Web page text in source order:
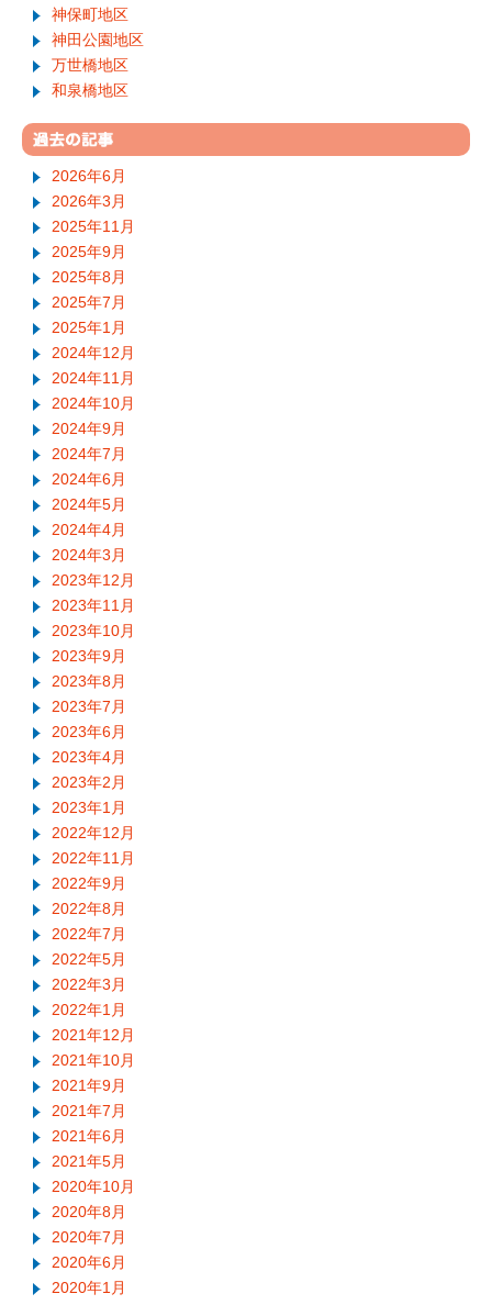
神保町地区
神田公園地区
万世橋地区
和泉橋地区
2026年6月
2026年3月
2025年11月
2025年9月
2025年8月
2025年7月
2025年1月
2024年12月
2024年11月
2024年10月
2024年9月
2024年7月
2024年6月
2024年5月
2024年4月
2024年3月
2023年12月
2023年11月
2023年10月
2023年9月
2023年8月
2023年7月
2023年6月
2023年4月
2023年2月
2023年1月
2022年12月
2022年11月
2022年9月
2022年8月
2022年7月
2022年5月
2022年3月
2022年1月
2021年12月
2021年10月
2021年9月
2021年7月
2021年6月
2021年5月
2020年10月
2020年8月
2020年7月
2020年6月
2020年1月